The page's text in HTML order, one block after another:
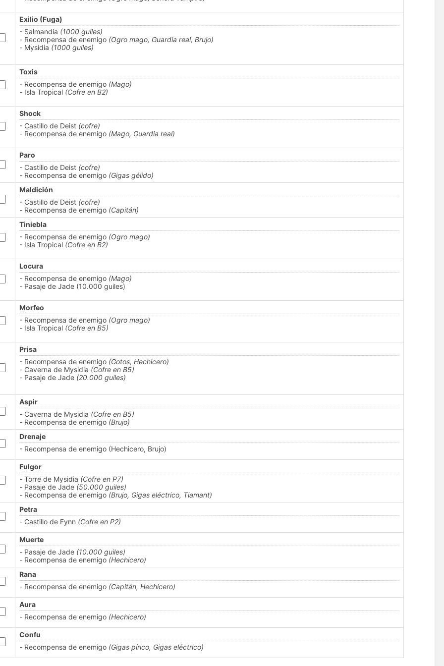
Exilio (Fuga)
- Salmandia (1000 guiles)
- Recompensa de enemigo (Ogro mago, Guardia real, Brujo)
- Mysidia (1000 guiles)
Toxis
- Recompensa de enemigo (Mago)
- Isla Tropical (Cofre en B2)
Shock
- Castillo de Deist (cofre)
- Recompensa de enemigo (Mago, Guardia real)
Paro
- Castillo de Deist (cofre)
- Recompensa de enemigo (Gigas gélido)
Maldición
- Castillo de Deist (cofre)
- Recompensa de enemigo (Capitán)
Tiniebla
- Recompensa de enemigo (Ogro mago)
- Isla Tropical (Cofre en B2)
Locura
- Recompensa de enemigo (Mago)
- Pasaje de Jade (10.000 guiles)
Morfeo
- Recompensa de enemigo (Ogro mago)
- Isla Tropical (Cofre en B5)
Prisa
- Recompensa de enemigo (Gotos, Hechicero)
- Caverna de Mysidia (Cofre en B5)
- Pasaje de Jade (20.000 guiles)
Aspir
- Caverna de Mysidia (Cofre en B5)
- Recompensa de enemigo (Brujo)
Drenaje
- Recompensa de enemigo (Hechicero, Brujo)
Fulgor
- Torre de Mysidia (Cofre en P7)
- Pasaje de Jade (50.000 guiles)
- Recompensa de enemigo (Brujo, Gigas eléctrico, Tiamant)
Petra
- Castillo de Fynn (Cofre en P2)
Muerte
- Pasaje de Jade (10.000 guiles)
- Recompensa de enemigo (Hechicero)
Rana
- Recompensa de enemigo (Capitán, Hechicero)
Aura
- Recompensa de enemigo (Hechicero)
Confu
- Recompensa de enemigo (Gigas pírico, Gigas eléctrico)